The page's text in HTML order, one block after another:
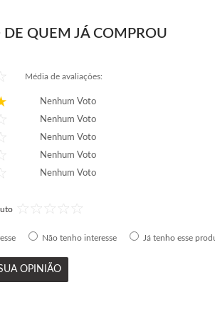
QUEM JÁ COMPROU
Média de avaliações:
Nenhum Voto
Nenhum Voto
Nenhum Voto
Nenhum Voto
Nenhum Voto
Não tenho interesse Já tenho esse
OPINIÃO